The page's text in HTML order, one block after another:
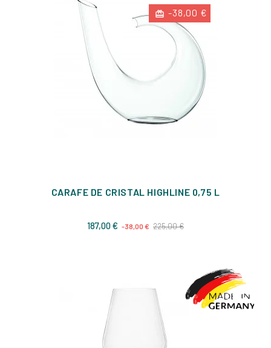
-38,00 €
CARAFE DE CRISTAL HIGHLINE 0,75 L
187,00 € Prix
-38,00 € 225,00 €Prix